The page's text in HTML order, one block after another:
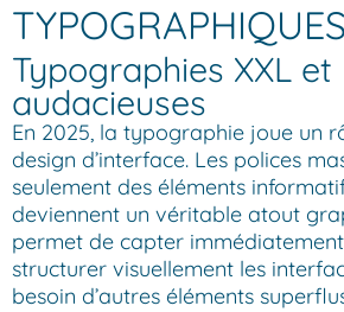
TYPOGRAPHIQUES
Typographies XXL et
audacieuses
En 2025, la typographie joue un
design d’interface. Les polices
seulement des éléments
deviennent un véritable atout
permet de capter
structurer visuellement les
besoin d’autres éléments